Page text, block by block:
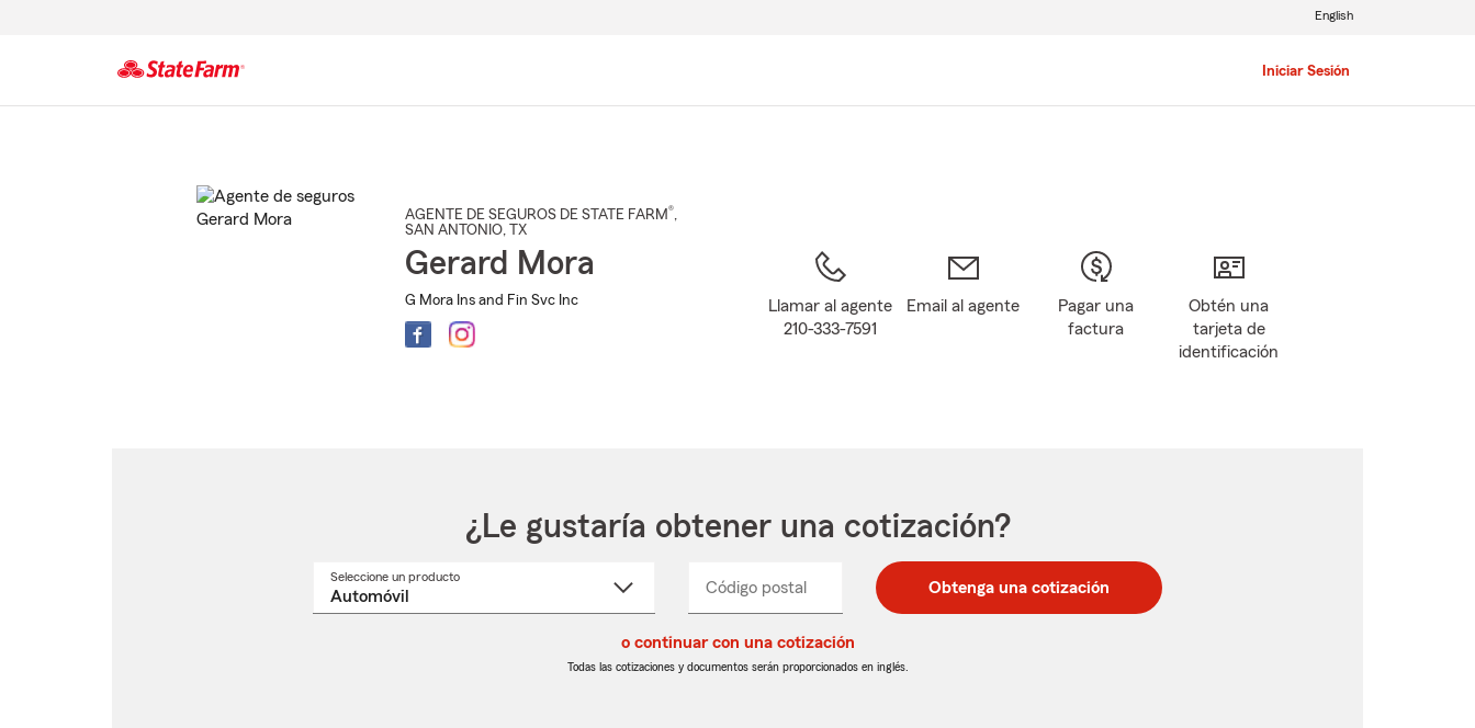
Iniciar Sesión
English
AGENTE DE SEGUROS DE STATE FARM®,
SAN ANTONIO, TX
Gerard Mora
G Mora Ins and Fin Svc Inc
Llamar al agente
210-333-7591
Email al agente
Pagar una
factura
Obtén una
tarjeta de
identificación
¿Le gustaría obtener una cotización?
Seleccione un productoSeleccione
Código postal
postal
de
postal
de
_____ Obtenga una cotización
o continuar con una cotización
Todas las cotizaciones y documentos serán proporcionados en inglés.